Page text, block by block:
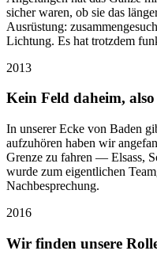
sicher waren, ob sie das
Ausrüstung:
Lichtung. Es hat trotzdem
2013
Kein Feld daheim,
In unserer Ecke von Baden
aufzuhören haben wir
Grenze zu fahren — Elsass,
wurde zum eigentlichen
Nachbesprechung.
2016
Wir finden unsere